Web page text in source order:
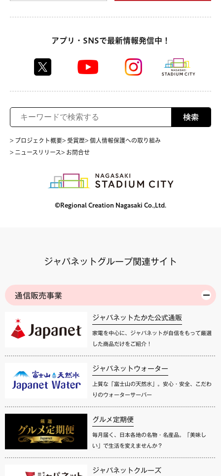
アプリ・SNSで最新情報発信中！
検索
> プロジェクト概要> 受賞歴> 個人情報保護への取り組み
> ニュースリリース> お問合せ
©Regional Creation Nagasaki Co.,Ltd.
ジャパネットグループ関連サイト
通信販売事業
ジャパネットたかた公式通販
家電を中心に、ジャパネットが自信をもって厳選
した商品だけをご紹介！
ジャパネットウォーター
上質な「富士山の天然水」。安心・安全、こだわ
りのウォーターサーバー
グルメ定期便
毎月届く、日本各地の名物・名産品。「美味し
い」で生活を変えませんか？
ジャパネットクルーズ